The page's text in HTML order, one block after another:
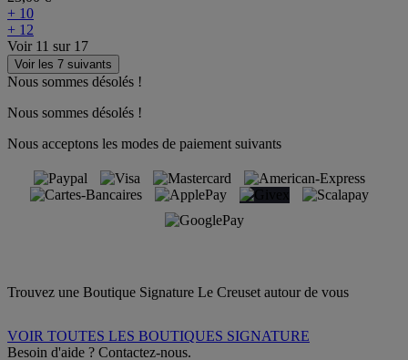
+ 10
+ 12
Voir 11 sur 17
Voir les 7 suivants
Nous sommes désolés !
Nous sommes désolés !
Nous acceptons les modes de paiement suivants
Trouvez une Boutique Signature Le Creuset autour de vous
VOIR TOUTES LES BOUTIQUES SIGNATURE
Besoin d'aide ? Contactez-nous.